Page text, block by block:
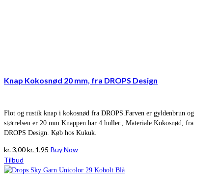
Knap Kokosnød 20 mm, fra DROPS Design
Flot og rustik knap i kokosnød fra DROPS.Farven er gyldenbrun og
størrelsen er 20 mm.Knappen har 4 huller., Materiale:Kokosnød, fra
DROPS Design. Køb hos Kukuk.
kr.3,00Den
pris
kr. 1,95 Den
pris
Buy Now
Tilbud